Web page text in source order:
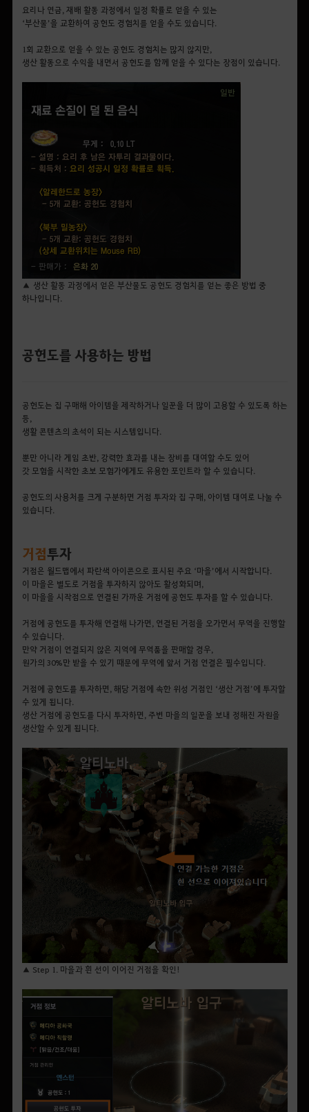
요리나 연금, 재배 활동 과정에서 일정 확률로 얻을 수 있는
‘부산물’을 교환하여 공헌도 경험치를 얻을 수도 있습니다.
1회 교환으로 얻을 수 있는 공헌도 경험치는 많지 않지만,
생산 활동으로 수익을 내면서 공헌도를 함께 얻을 수 있다는 장점이 있습니다.
▲ 생산 활동 과정에서 얻은 부산물도 공헌도 경험치를 얻는 좋은 방법 중
하나입니다.
공헌도를 사용하는 방법
공헌도는 집 구매해 아이템을 제작하거나 일꾼을 더 많이 고용할 수 있도록 하는
등,
생활 콘텐츠의 초석이 되는 시스템입니다.
뿐만 아니라 게임 초반, 강력한 효과를 내는 장비를 대여할 수도 있어
갓 모험을 시작한 초보 모험가에게도 유용한 포인트라 할 수 있습니다.
공헌도의 사용처를 크게 구분하면 거점 투자와 집 구매, 아이템 대여로 나눌 수
있습니다.
거점투자
거점은 월드맵에서 파란색 아이콘으로 표시된 주요 ‘마을’에서 시작합니다.
이 마을은 별도로 거점을 투자하지 않아도 활성화되며,
이 마을을 시작점으로 연결된 가까운 거점에 공헌도 투자를 할 수 있습니다.
거점에 공헌도를 투자해 연결해 나가면, 연결된 거점을 오가면서 무역을 진행할
수 있습니다.
만약 거점이 연결되지 않은 지역에 무역품을 판매할 경우,
원가의 30%만 받을 수 있기 때문에 무역에 앞서 거점 연결은 필수입니다.
거점에 공헌도를 투자하면, 해당 거점에 속한 위성 거점인 ‘생산 거점’에 투자할
수 있게 됩니다.
생산 거점에 공헌도를 다시 투자하면, 주변 마을의 일꾼을 보내 정해진 자원을
생산할 수 있게 됩니다.
▲ Step 1. 마을과 흰 선이 이어진 거점을 확인!